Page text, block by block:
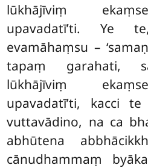
lūkhājīviṃ
upavadatī’ti. Ye
evamāhaṃsu –
tapaṃ garahati,
lūkhājīviṃ
upavadatī’ti, kacci
vuttavādino, na ca
abhūtena
cānudhammaṃ